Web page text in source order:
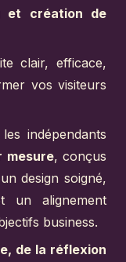
et création de
clair, efficace,
vos visiteurs
indépendants
mesure, conçus
design soigné,
un alignement
business.
de la réflexion